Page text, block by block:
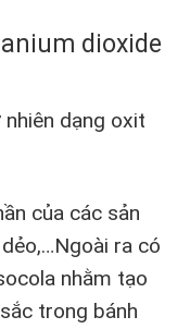
dioxide
dạng oxit
của các sản
ra có
nhằm tạo
trong bánh